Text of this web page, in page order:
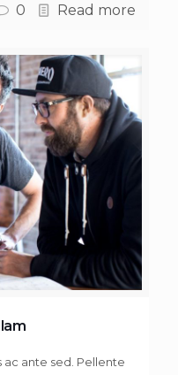
0 Read more
ante sed. Pellente